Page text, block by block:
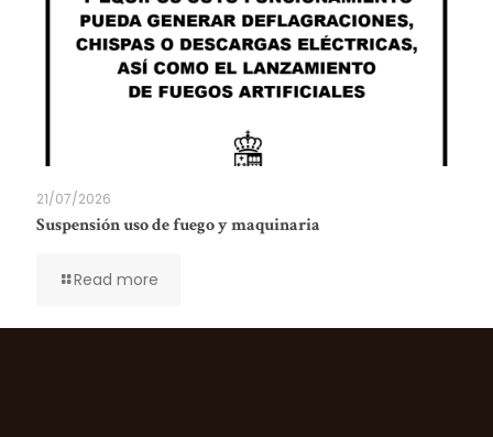
21/07/2026
Suspensión uso de fuego y maquinaria
Read more